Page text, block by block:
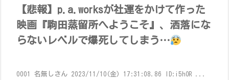
【悲報】p.a.worksが社運をかけて作った
映画『駒田蒸留所へようこそ』、洒落にな
らないレベルで爆死してしまう…
0001 名無しさん 2023/11/10(金) 17:31:08.86 ID:i5hOR ...